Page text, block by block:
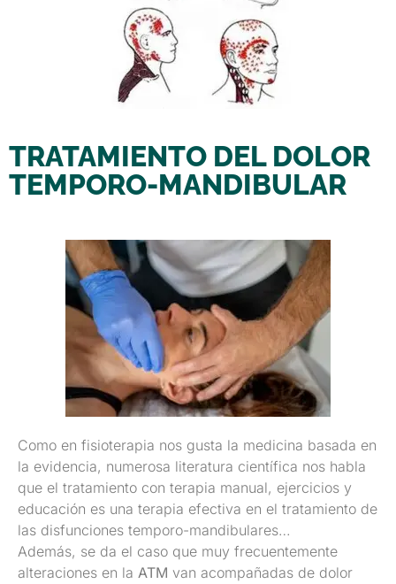
TRATAMIENTO DEL DOLOR
TEMPORO-MANDIBULAR
Como en fisioterapia nos gusta la medicina basada en
la evidencia, numerosa literatura científica nos habla
que el tratamiento con terapia manual, ejercicios y
educación es una terapia efectiva en el tratamiento de
las disfunciones temporo-mandibulares…
Además, se da el caso que muy frecuentemente
alteraciones en la ATM van acompañadas de dolor